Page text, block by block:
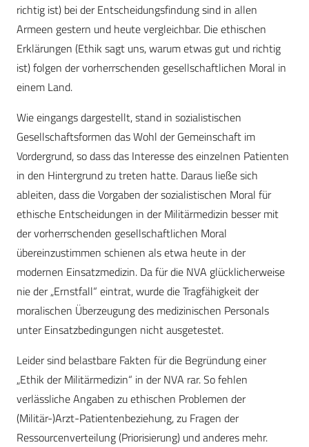
richtig ist) bei der Entscheidungsfindung sind in allen
Armeen gestern und heute vergleichbar. Die ethischen
Erklärungen (Ethik sagt uns, warum etwas gut und richtig
ist) folgen der vorherrschenden gesellschaftlichen Moral in
einem Land.
Wie eingangs dargestellt, stand in sozialistischen
Gesellschaftsformen das Wohl der Gemeinschaft im
Vordergrund, so dass das Interesse des einzelnen Patienten
in den Hintergrund zu treten hatte. Daraus ließe sich
ableiten, dass die Vorgaben der sozialistischen Moral für
ethische Entscheidungen in der Militärmedizin besser mit
der vorherrschenden gesellschaftlichen Moral
übereinzustimmen schienen als etwa heute in der
modernen Einsatzmedizin. Da für die NVA glücklicherweise
nie der „Ernstfall“ eintrat, wurde die Tragfähigkeit der
moralischen Überzeugung des medizinischen Personals
unter Einsatzbedingungen nicht ausgetestet.
Leider sind belastbare Fakten für die Begründung einer
„Ethik der Militärmedizin“ in der NVA rar. So fehlen
verlässliche Angaben zu ethischen Problemen der
(Militär-)Arzt-Patientenbeziehung, zu Fragen der
Ressourcenverteilung (Priorisierung) und anderes mehr.